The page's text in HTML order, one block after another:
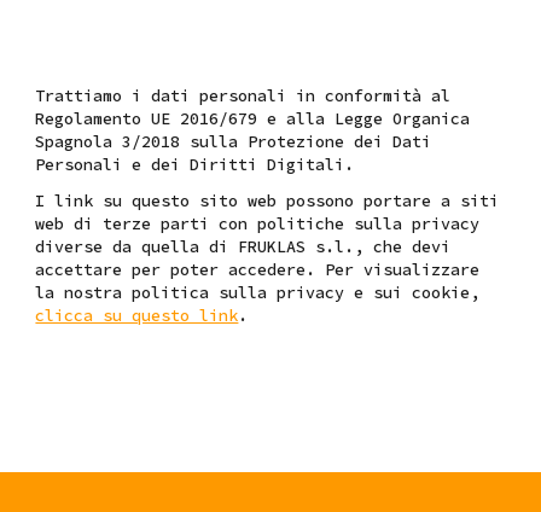
Trattiamo i dati personali in conformità al
Regolamento UE 2016/679 e alla Legge Organica
Spagnola 3/2018 sulla Protezione dei Dati
Personali e dei Diritti Digitali.
I link su questo sito web possono portare a siti
web di terze parti con politiche sulla privacy
diverse da quella di FRUKLAS s.l., che devi
accettare per poter accedere. Per visualizzare
la nostra politica sulla privacy e sui cookie,
clicca su questo link.